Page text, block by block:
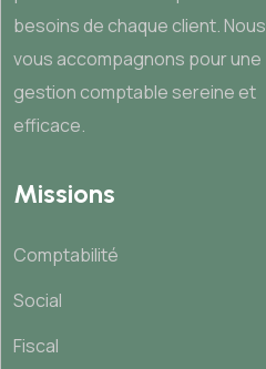
besoins de chaque client. Nous
vous accompagnons pour une
gestion comptable sereine et
efficace.
Missions
Comptabilité
Social
Fiscal